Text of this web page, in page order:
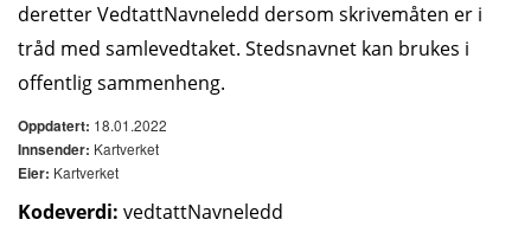
deretter VedtattNavneledd dersom skrivemåten er i
tråd med samlevedtaket. Stedsnavnet kan brukes i
offentlig sammenheng.
Oppdatert: 18.01.2022
Innsender: Kartverket
Eier: Kartverket
Kodeverdi: vedtattNavneledd